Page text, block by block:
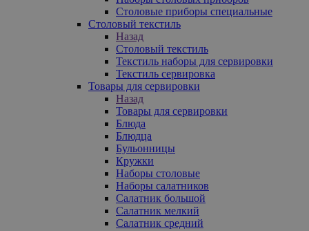
Столовые приборы специальные
Столовый текстиль
Назад
Столовый текстиль
Текстиль наборы для сервировки
Текстиль сервировка
Товары для сервировки
Назад
Товары для сервировки
Блюда
Блюдца
Бульонницы
Кружки
Наборы столовые
Наборы салатников
Салатник большой
Салатник мелкий
Салатник средний